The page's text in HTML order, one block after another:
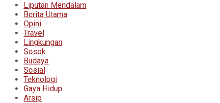
Liputan Mendalam
Berita Utama
Opini
Travel
Lingkungan
Sosok
Budaya
Sosial
Teknologi
Gaya Hidup
Arsip